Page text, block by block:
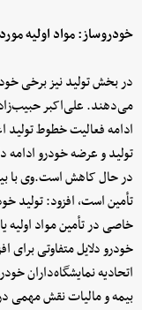
خودروساز: مواد اولیه
در بخش تولید نیز برخی
می‌دهند. علی‌اکبر
ادامه فعالیت خطوط تولید
تولید و عرضه خودرو
در حال کاهش است.وی با
تأمین است، افزود: تولید
خاصی در تأمین مواد اولیه
خودرو دلایل متفاوتی
اتحادیه نمایشگاه‌داران
بیمه و مالیات نقش مهمی